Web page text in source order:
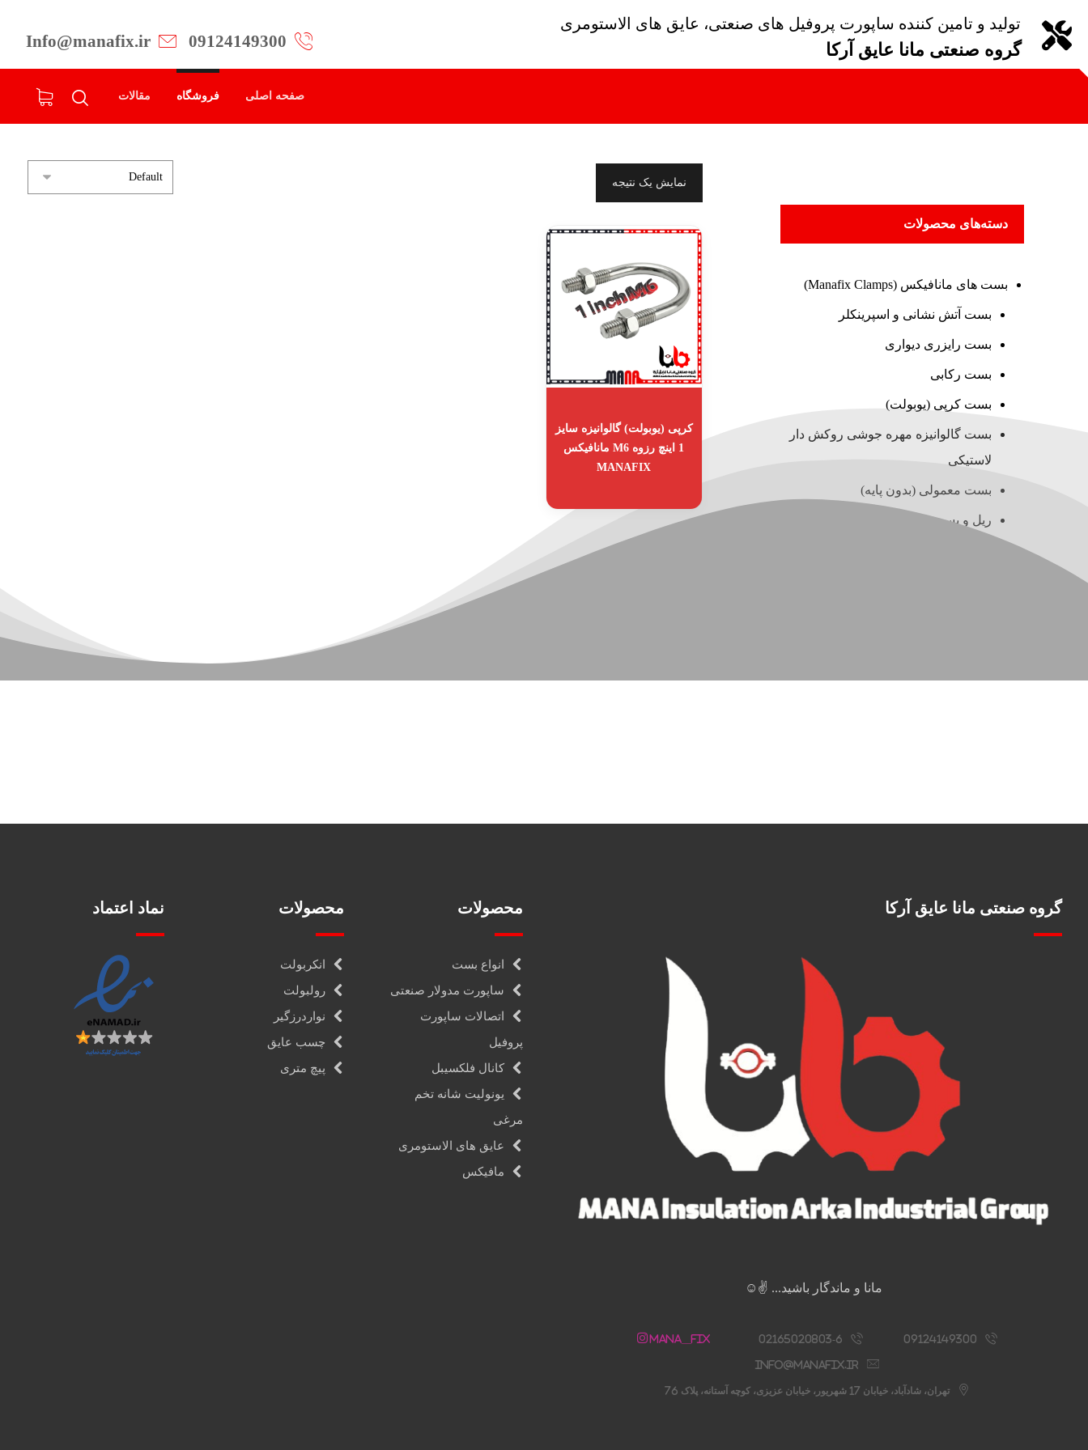
تولید و تامین کننده ساپورت پروفیل های صنعتی، عایق های الاستومری
گروه صنعتی مانا عایق آرکا Info@manafix.ir 09124149300
صفحه اصلی فروشگاه مقالات
نمایش یک نتیجه
کرپی (یوبولت) گالوانیزه سایز
1 اینچ رزوه M6 مانافیکس
MANAFIX
دسته‌های محصولات
بست های مانافیکس (Manafix Clamps)
بست آتش نشانی و اسپرینکلر
بست رایزری دیواری
بست رکابی
بست کرپی (یوبولت)
بست گالوانیزه مهره جوشی روکش دار
لاستیکی
بست معمولی (بدون پایه)
ریل و بست چنگالی (سی چنل)
گروه صنعتی مانا عایق آرکا
مانا و ماندگار باشید... ✌️☺️
09124149300
02165020803-6
Mana__fix
info@manafix.ir
تهران، شادآباد، خیابان 17 شهریور، خیابان عزیزی، کوچه آستانه، پلاک 76
محصولات
انواع بست
ساپورت مدولار صنعتی
اتصالات ساپورت
پروفیل
کانال فلکسیبل
یونولیت شانه تخم
مرغی
عایق های الاستومری
مافیکس
محصولات
انکربولت
رولبولت
نواردرزگیر
چسب عایق
پیچ متری
نماد اعتماد